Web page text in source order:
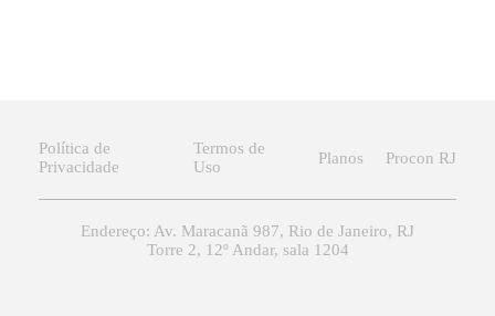
Política de
Privacidade
Termos de
Uso
Planos Procon RJ
Endereço: Av. Maracanã 987, Rio de Janeiro, RJ
Torre 2, 12º Andar, sala 1204